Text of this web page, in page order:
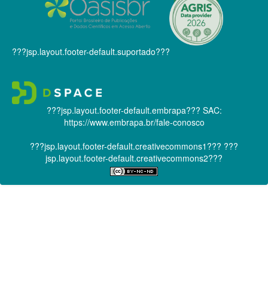
???jsp.layout.footer-default.suportado???
???jsp.layout.footer-default.embrapa??? SAC:
https://www.embrapa.br/fale-conosco
???jsp.layout.footer-default.creativecommons1??? ???
jsp.layout.footer-default.creativecommons2???